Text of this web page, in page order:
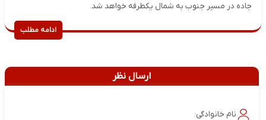
جاده در مسیر جنوب به شمال یکطرفه خواهد شد.
ادامه مطلب
ارسال نظر
نام خانوادگی: